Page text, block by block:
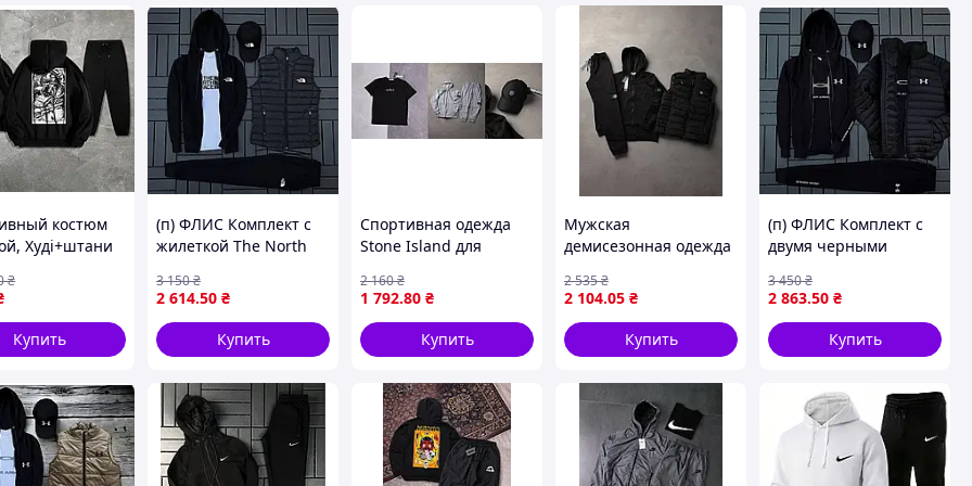
— идеальный выбор
и тренировок!
и комфорт в каждом движении!
костюм
Худі+штани
₴
Купить
(п) ФЛИС Комплект с
жилеткой The North
змейке+штаны+футболка
черная+кепка+жилетка)
2 614.50 ₴
3 150₴
Купить
Спортивная одежда
Stone Island для
комплект черная
футболка кепка
ART0263
1 792.80 ₴
2 160₴
Купить
Мужская
демисезонная одежда
спортивный костюм с
жилеткой ART0266
2 104.05 ₴
2 535₴
Купить
(п) ФЛИС Комплект с
двумя черными
2 863.50 ₴
3 450₴
Купить